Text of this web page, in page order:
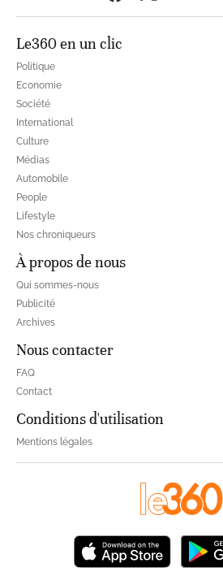
Le360 en un clic
Politique
Economie
Société
International
Culture
Médias
Automobile
People
Lifestyle
Nos chroniqueurs
À propos de nous
Qui sommes-nous
Publicité
Archives
Nous contacter
FAQ
Contact
Conditions d'utilisation
Mentions légales